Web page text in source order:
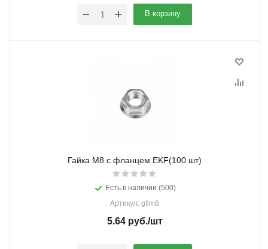
В корзину
Гайка М8 с фланцем EKF(100 шт)
Есть в наличии (500)
Артикул: gflm8
5.64руб./шт